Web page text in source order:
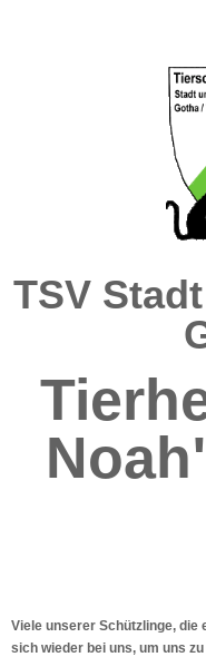
TSV
Viele unserer Schützlinge, die
sich wieder bei uns, um uns